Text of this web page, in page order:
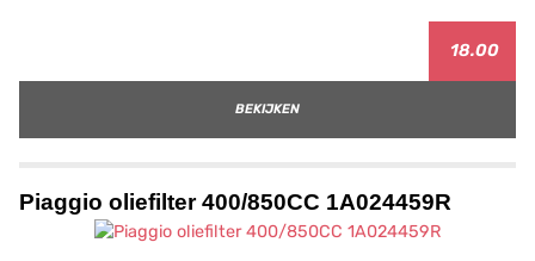
18.00
BEKIJKEN
Piaggio oliefilter 400/850CC 1A024459R